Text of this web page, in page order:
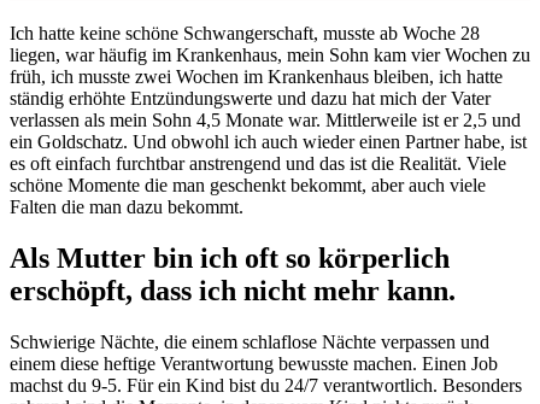
Ich hatte keine schöne Schwangerschaft, musste ab Woche 28
liegen, war häufig im Krankenhaus, mein Sohn kam vier Wochen zu
früh, ich musste zwei Wochen im Krankenhaus bleiben, ich hatte
ständig erhöhte Entzündungswerte und dazu hat mich der Vater
verlassen als mein Sohn 4,5 Monate war. Mittlerweile ist er 2,5 und
ein Goldschatz. Und obwohl ich auch wieder einen Partner habe, ist
es oft einfach furchtbar anstrengend und das ist die Realität. Viele
schöne Momente die man geschenkt bekommt, aber auch viele
Falten die man dazu bekommt.
Als Mutter bin ich oft so körperlich
erschöpft, dass ich nicht mehr kann.
Schwierige Nächte, die einem schlaflose Nächte verpassen und
einem diese heftige Verantwortung bewusste machen. Einen Job
machst du 9-5. Für ein Kind bist du 24/7 verantwortlich. Besonders